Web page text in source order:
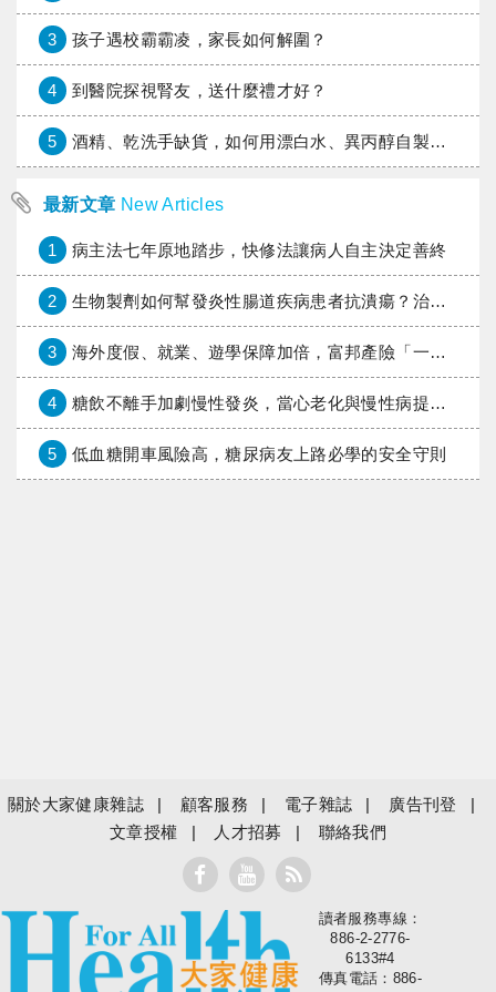
3 孩子遇校霸霸凌，家長如何解圍？
4 到醫院探視腎友，送什麼禮才好？
5 酒精、乾洗手缺貨，如何用漂白水、異丙醇自製消毒水？
最新文章 New Articles
1 病主法七年原地踏步，快修法讓病人自主決定善終
2 生物製劑如何幫發炎性腸道疾病患者抗潰瘍？治療進展與健保給付困境一次看
3 海外度假、就業、遊學保障加倍，富邦產險「一期逐夢」專案加碼遠距醫療與緊急救援
4 糖飲不離手加劇慢性發炎，當心老化與慢性病提早報到
5 低血糖開車風險高，糖尿病友上路必學的安全守則
關於大家健康雜誌 顧客服務 電子雜誌
廣告刊登
文章授權
人才招募 聯絡我們
大家健康
讀者服務專線：
886-2-2776-
6133#4
傳真電話：886-